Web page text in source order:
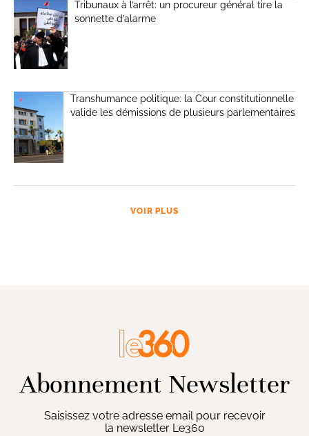
Tribunaux à l’arrêt: un procureur général tire la
sonnette d’alarme
Transhumance politique: la Cour constitutionnelle
valide les démissions de plusieurs parlementaires
VOIR PLUS
Abonnement Newsletter
Saisissez votre adresse email pour recevoir
la newsletter Le360